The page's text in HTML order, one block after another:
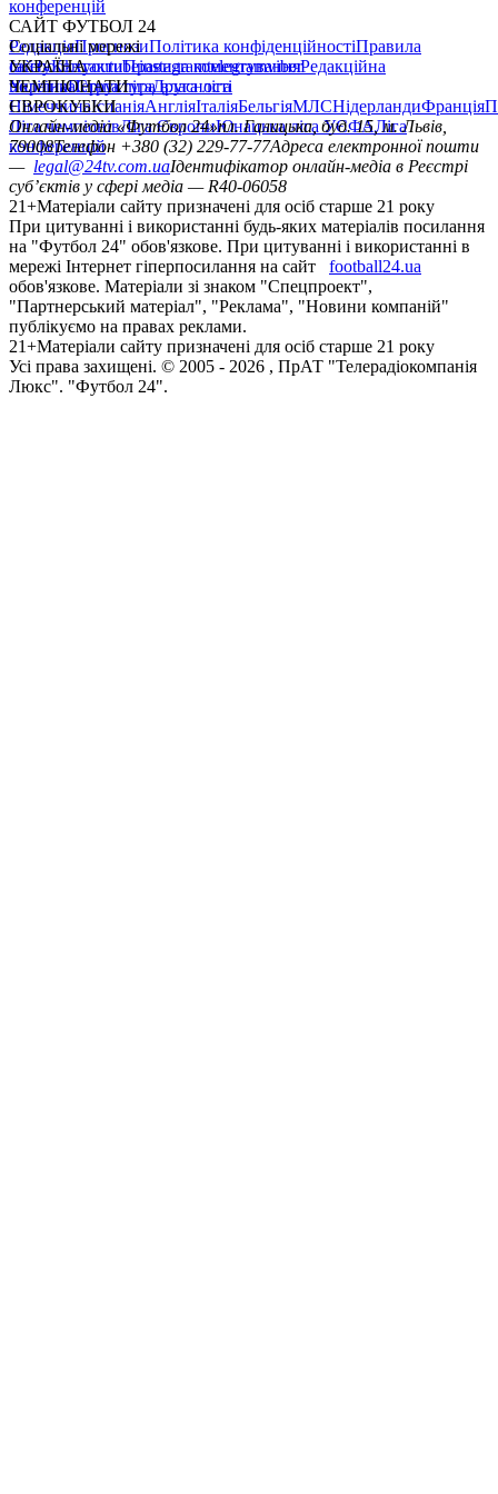
конференцій
САЙТ ФУТБОЛ 24
РедакціяПрогнозиПолітика конфіденційностіПравила
сайтуКонтактиПравила коментуванняРедакційна
політикаСтруктура власності
Соціальні мережі
facebookxyoutubeinstagramtelegramviber
УКРАЇНА
УкраїнаПерша лігаДруга ліга
ЧЕМПІОНАТИ
НімеччинаІспаніяАнгліяІталіяБельгіяМЛСНідерландиФранція
ЄВРОКУБКИ
Ліга чемпіонівЛіга ЄвропиЮнацька ліга УЄФАЛіга
конференцій
Онлайн-медіа «Футбол 24»пл. Галицька, буд. 15, м. Львів,
79008Телефон +380 (32) 229-77-77Адреса електронної пошти
— legal@24tv.com.uaІдентифікатор онлайн-медіа в Реєстрі
суб’єктів у сфері медіа — R40-06058
21+Матеріали сайту призначені для осіб старше 21 року
При цитуванні і використанні будь-яких матеріалів посилання
на "Футбол 24" обов'язкове. При цитуванні і використанні в
мережі Інтернет гіперпосилання на сайт
football24.ua
обов'язкове. Матеріали зі знаком "Спецпроект",
"Партнерський матеріал", "Реклама", "Новини компаній"
публікуємо на правах реклами.
21+Матеріали сайту призначені для осіб старше 21 року
Усi права захищенi. © 2005 - 2026 , ПрАТ "Телерадіокомпанія
Люкс". "Футбол 24".